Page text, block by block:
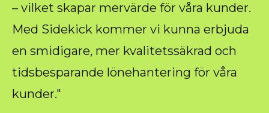
– vilket skapar mervärde för våra kunder.
Med Sidekick kommer vi kunna erbjuda
en smidigare, mer kvalitetssäkrad och
tidsbesparande lönehantering för våra
kunder."